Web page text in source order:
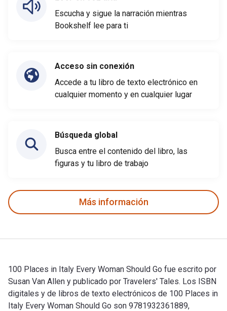
Escucha y sigue la narración mientras
Bookshelf lee para ti
Acceso sin conexión
Accede a tu libro de texto electrónico en
cualquier momento y en cualquier lugar
Búsqueda global
Busca entre el contenido del libro, las
figuras y tu libro de trabajo
Más información
100 Places in Italy Every Woman Should Go fue escrito por
Susan Van Allen y publicado por Travelers' Tales. Los ISBN
digitales y de libros de texto electrónicos de 100 Places in
Italy Every Woman Should Go son 9781932361889,